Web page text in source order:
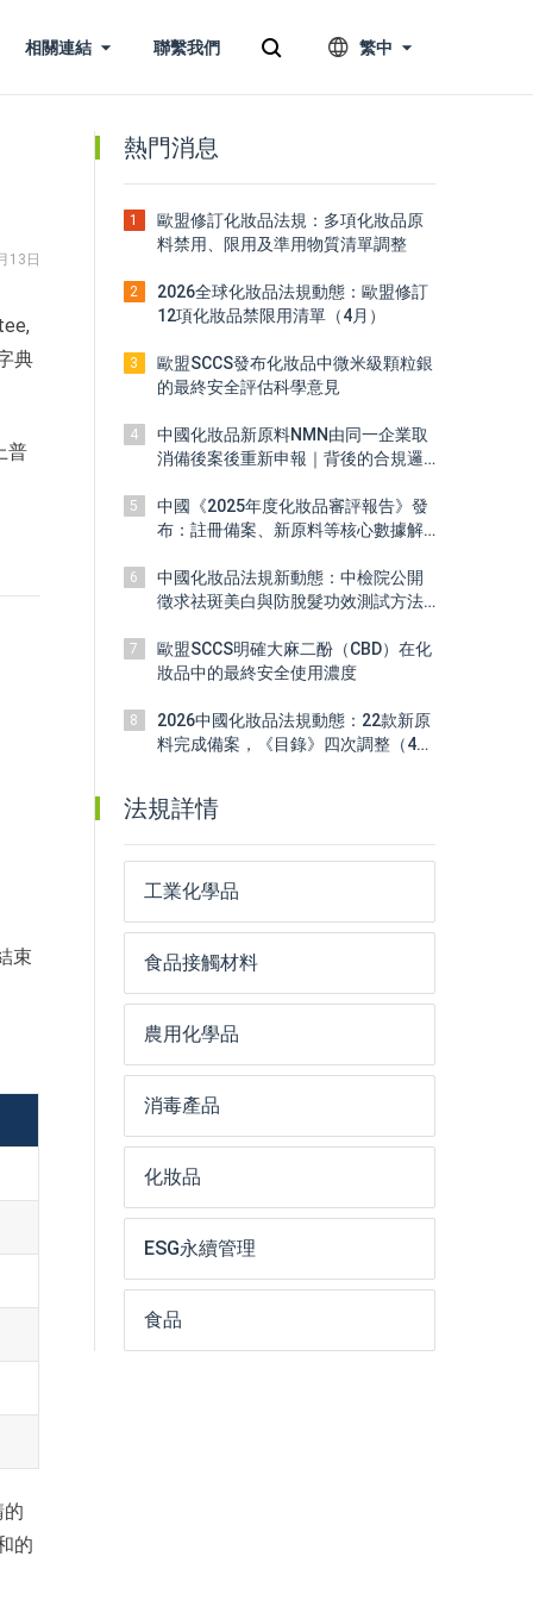
相關連結 聯繫我們 繁中
13日
典
普
束
的
熱門消息
1
歐盟修訂化妝品法規：多項化妝品原
料禁用、限用及準用物質清單調整
2
2026全球化妝品法規動態：歐盟修訂
12項化妝品禁限用清單（4月）
3
歐盟SCCS發布化妝品中微米級顆粒銀
的最終安全評估科學意見
4
中國化妝品新原料NMN由同一企業取
消備後案後重新申報｜背後的合規邏
5
中國《2025年度化妝品審評報告》發
布：註冊備案、新原料等核心數據解
6
中國化妝品法規新動態：中檢院公開
徵求祛斑美白與防脫髮功效測試方法
7
歐盟SCCS明確大麻二酚（CBD）在化
妝品中的最終安全使用濃度
8
2026中國化妝品法規動態：22款新原
料完成備案，《目錄》四次調整（4
法規詳情
工業化學品
食品接觸材料
農用化學品
消毒產品
化妝品
ESG永續管理
食品